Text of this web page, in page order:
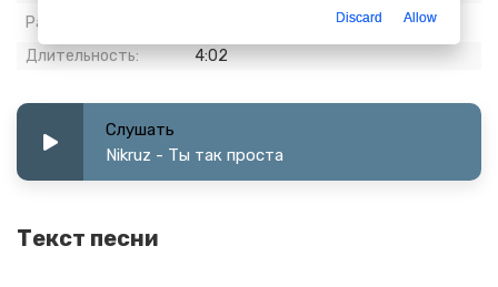
Размер:
Длительность:
4:02
Слушать
Nikruz - Ты так проста
Текст песни
Discard Allow